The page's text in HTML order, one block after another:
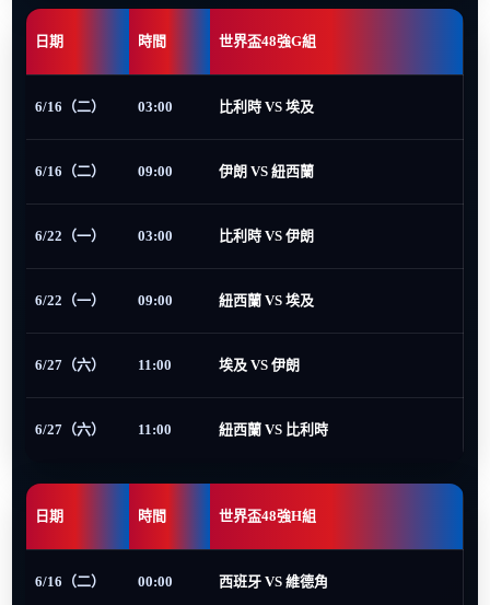
日期 時間 世界盃48強G組
6/16（二） 03:00 比利時 VS 埃及
6/16（二） 09:00 伊朗 VS 紐西蘭
6/22（一） 03:00 比利時 VS 伊朗
6/22（一） 09:00 紐西蘭 VS 埃及
6/27（六） 11:00 埃及 VS 伊朗
6/27（六） 11:00 紐西蘭 VS 比利時
日期 時間 世界盃48強H組
6/16（二） 00:00 西班牙 VS 維德角